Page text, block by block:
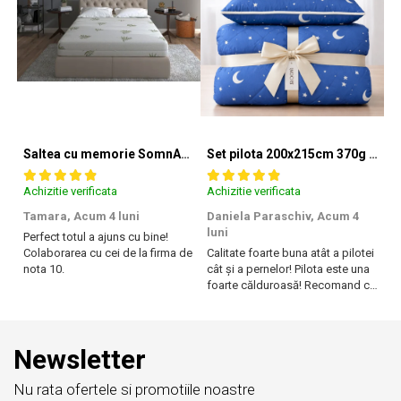
inalbire si curațare chimica, perna Somnomed are si
aplicații profesionale fiind folosita in spitale si
hoteluri.
Lavabila la 95 de grade
Material umplutura: 100% fibra poliester hipoalergenica tip
bilute marca SuperBall®tratata antimicrobian si antifungic
Material fete: 100% microfibra poliester, periata pentru un
Saltea cu memorie SomnART XXL Memory Plus 160x190, înălțime 25cm, pentru persoane supraponderale, husă Aloe Vera detașabilă, rulată, fermitate mare
Achizitie verificata
Tamara, Acum 4 luni
Perfect totul a ajuns cu bine!
Colaborarea cu cei de la firma de
nota 10.
Set pilota 200x215cm 370g cu 2 perne 50x70,albastru- PLT36
Achizitie verificata
Daniela Paraschiv, Acum 4
luni
Calitate foarte buna atât a pilotei
cât și a pernelor! Pilota este una
foarte călduroasă! Recomand cu
Newsletter
Nu rata ofertele si promotiile noastre